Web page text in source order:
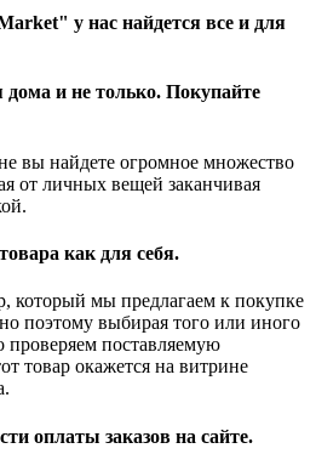
у нас найдется все и для
и не только. Покупайте
вы найдете огромное множество
от личных вещей заканчивая
как для себя.
который мы предлагаем к покупке
поэтому выбирая того или иного
поставляемую
товар окажется на витрине
оплаты заказов на сайте.